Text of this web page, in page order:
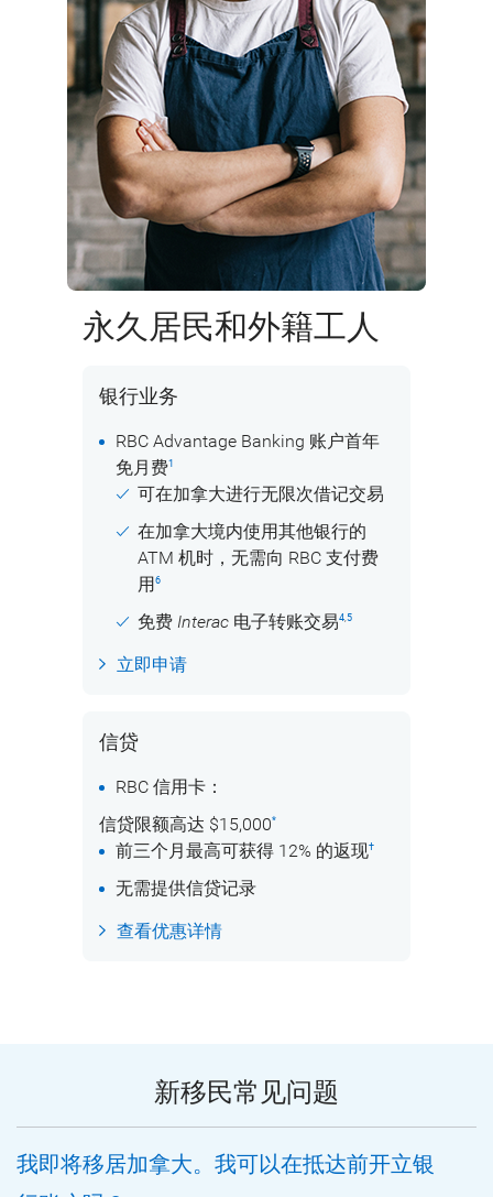
永久居民和外籍工人
银行业务
RBC Advantage Banking 账户首年
免月费1
可在加拿大进行无限次借记交易
在加拿大境内使用其他银行的
ATM 机时，无需向 RBC 支付费
用6
免费 Interac 电子转账交易4 5
立即申请
信贷
RBC 信用卡：
信贷限额高达 $15,000*
前三个月最高可获得 12% 的返现†
无需提供信贷记录
查看优惠详情
新移民常见问题
我即将移居加拿大。我可以在抵达前开立银